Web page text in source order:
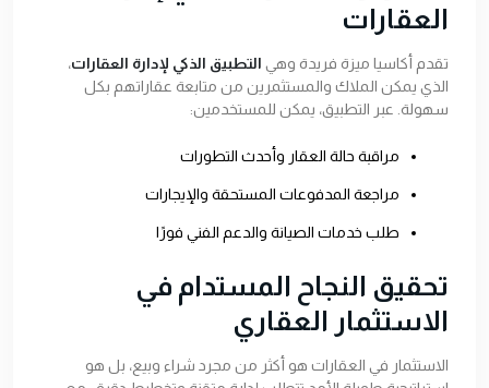
العقارات
تقدم أكاسيا ميزة فريدة وهي التطبيق الذكي لإدارة العقارات،
الذي يمكن الملاك والمستثمرين من متابعة عقاراتهم بكل
سهولة. عبر التطبيق، يمكن للمستخدمين:
مراقبة حالة العقار وأحدث التطورات
مراجعة المدفوعات المستحقة والإيجارات
طلب خدمات الصيانة والدعم الفني فورًا
تحقيق النجاح المستدام في
الاستثمار العقاري
الاستثمار في العقارات هو أكثر من مجرد شراء وبيع، بل هو